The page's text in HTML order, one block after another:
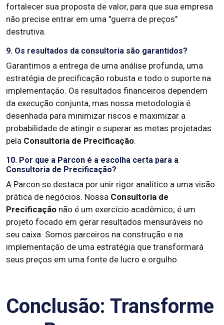
fortalecer sua proposta de valor, para que sua empresa
não precise entrar em uma "guerra de preços"
destrutiva.
9. Os resultados da consultoria são garantidos?
Garantimos a entrega de uma análise profunda, uma
estratégia de precificação robusta e todo o suporte na
implementação. Os resultados financeiros dependem
da execução conjunta, mas nossa metodologia é
desenhada para minimizar riscos e maximizar a
probabilidade de atingir e superar as metas projetadas
pela Consultoria de Precificação.
10. Por que a Parcon é a escolha certa para a
Consultoria de Precificação?
A Parcon se destaca por unir rigor analítico a uma visão
prática de negócios. Nossa Consultoria de
Precificação não é um exercício acadêmico; é um
projeto focado em gerar resultados mensuráveis no
seu caixa. Somos parceiros na construção e na
implementação de uma estratégia que transformará
seus preços em uma fonte de lucro e orgulho.
Conclusão: Transforme